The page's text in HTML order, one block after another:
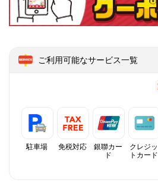
ご利用可能なサービス一覧
駐車場 免税対応
銀聯カー
ド
クレジッ
トカード